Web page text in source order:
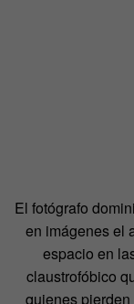
El fotógrafo
en imágenes el
espacio en
claustrofóbico
quienes